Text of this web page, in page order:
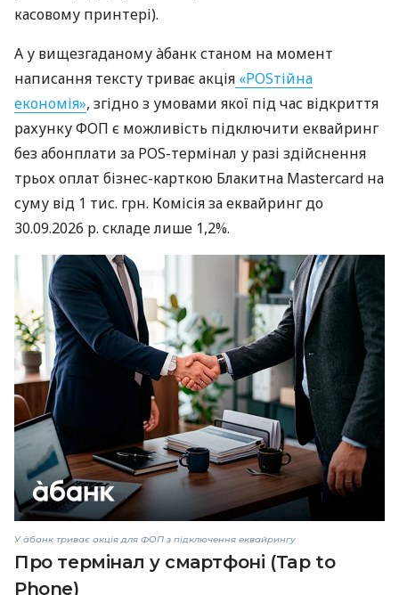
касовому принтері).
А у вищезгаданому àбанк станом на момент
написання тексту триває акція «POSтійна
економія», згідно з умовами якої під час відкриття
рахунку ФОП є можливість підключити еквайринг
без абонплати за POS-термінал у разі здійснення
трьох оплат бізнес-карткою Блакитна Mastercard на
суму від 1 тис. грн. Комісія за еквайринг до
30.09.2026 р. складе лише 1,2%.
У àбанк триває акція для ФОП з підключення еквайрингу
Про термінал у смартфоні (Tap to
Phone)